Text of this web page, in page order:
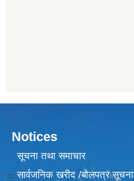
Notices
सूचना तथा समाचार
सार्वजनिक खरीद /बोलपत्र सूचना